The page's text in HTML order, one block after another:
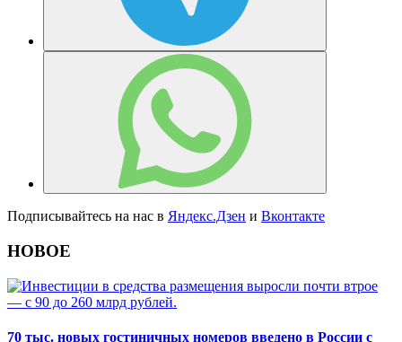
Подписывайтесь на нас в Яндекс.Дзен и Вконтакте
НОВОЕ
70 тыс. новых гостиничных номеров введено в России с